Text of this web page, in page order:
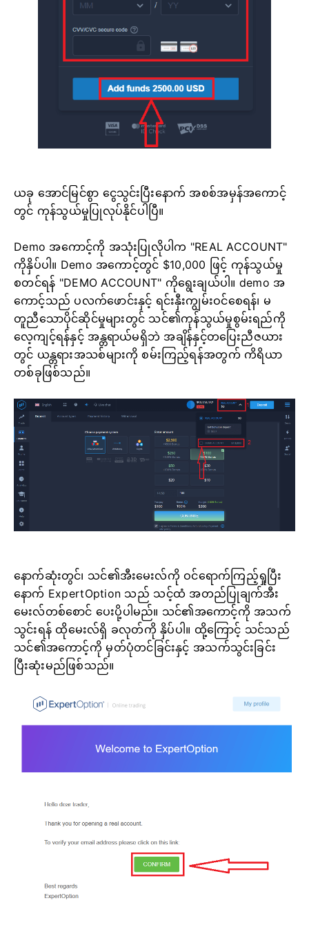
ယခု အောင်မြင်စွာ ငွေသွင်းပြီးနောက် အစစ်အမှန်အကောင့်
တွင် ကုန်သွယ်မှုပြုလုပ်နိုင်ပါပြီ။
Demo အကောင့်ကို အသုံးပြုလိုပါက "REAL ACCOUNT"
ကိုနှိပ်ပါ။ Demo အကောင့်တွင် $10,000 ဖြင့် ကုန်သွယ်မှု
စတင်ရန် "DEMO ACCOUNT" ကိုရွေးချယ်ပါ။ demo အ
ကောင့်သည် ပလက်ဖောင်းနှင့် ရင်းနှီးကျွမ်းဝင်စေရန်၊ မ
တူညီသောပိုင်ဆိုင်မှုများတွင် သင်၏ကုန်သွယ်မှုစွမ်းရည်ကို
လေ့ကျင့်ရန်နှင့် အန္တရာယ်မရှိဘဲ အချိန်နှင့်တပြေးညီဇယား
တွင် ယန္တရားအသစ်များကို စမ်းကြည့်ရန်အတွက် ကိရိယာ
တစ်ခုဖြစ်သည်။
နောက်ဆုံးတွင်၊ သင်၏အီးမေးလ်ကို ဝင်ရောက်ကြည့်ရှုပြီး
နောက် ExpertOption သည် သင့်ထံ အတည်ပြုချက်အီး
မေးလ်တစ်စောင် ပေးပို့ပါမည်။ သင်၏အကောင့်ကို အသက်
သွင်းရန် ထိုမေးလ်ရှိ ခလုတ်ကို နှိပ်ပါ။ ထို့ကြောင့် သင်သည်
သင်၏အကောင့်ကို မှတ်ပုံတင်ခြင်းနှင့် အသက်သွင်းခြင်း
ပြီးဆုံးမည်ဖြစ်သည်။